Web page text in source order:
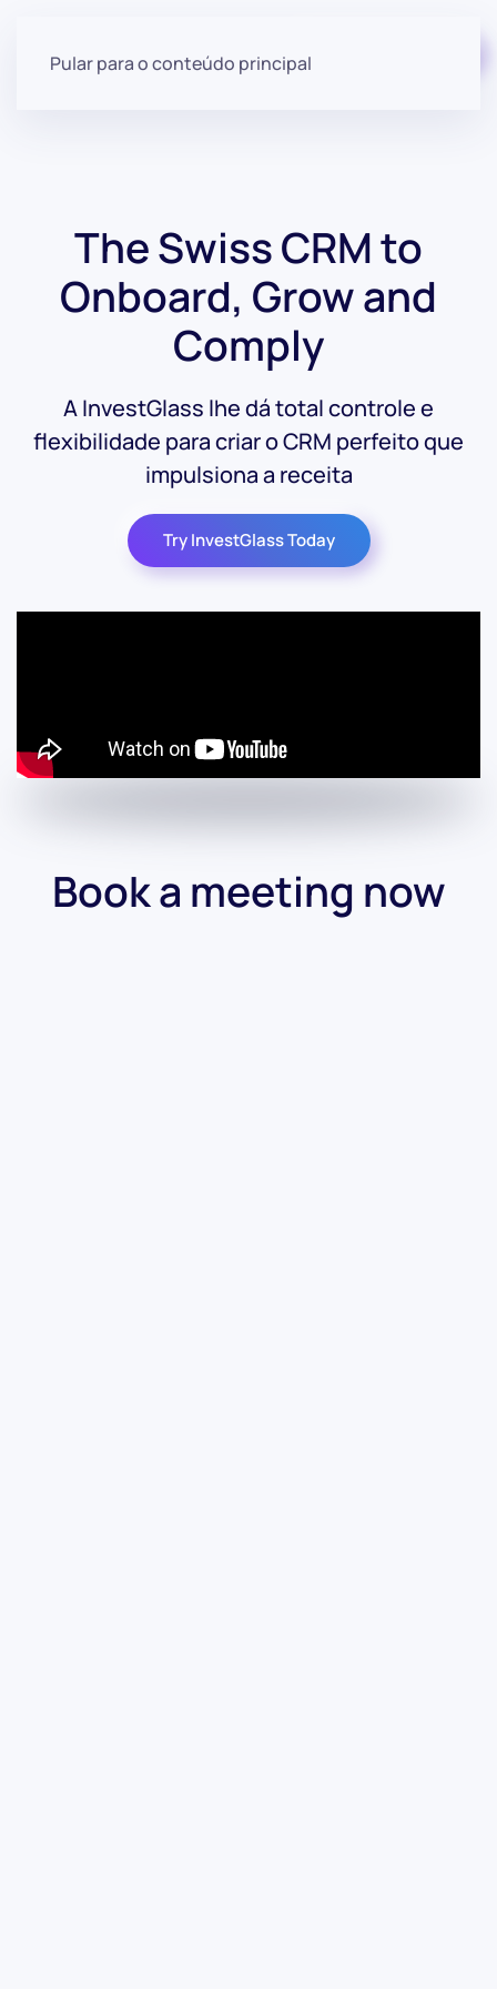
Pular para o conteúdo principal
The Swiss CRM to
Onboard, Grow and
Comply
A InvestGlass lhe dá total controle e
flexibilidade para criar o CRM perfeito que
impulsiona a receita
Try InvestGlass Today
Book a meeting now